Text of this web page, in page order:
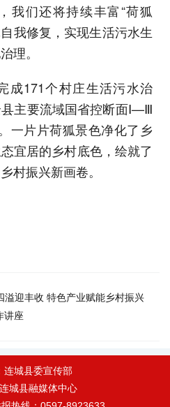
我们还将持续丰富“荷狐
我修复，实现生活污水生
理。
成171个村庄生活污水治
主要流域国省控断面Ⅰ—Ⅲ
一片片荷狐景色净化了乡
宜居的乡村底色，绘就了
村振兴新画卷。
溢迎丰收 特色产业赋能乡村振兴
讲座
连城县委宣传部
城县融媒体中心